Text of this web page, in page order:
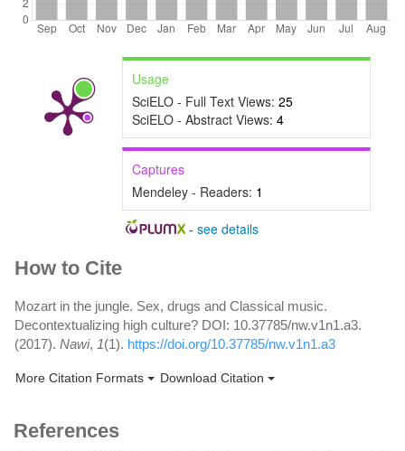
Usage
SciELO - Full Text Views: 25
SciELO - Abstract Views: 4
Captures
Mendeley - Readers: 1
- see details
Article
Details
How to Cite
Mozart in the jungle. Sex, drugs and Classical music.
Decontextualizing high culture? DOI: 10.37785/nw.v1n1.a3.
(2017). Nawi, 1(1). https://doi.org/10.37785/nw.v1n1.a3
More Citation Formats Download Citation
References